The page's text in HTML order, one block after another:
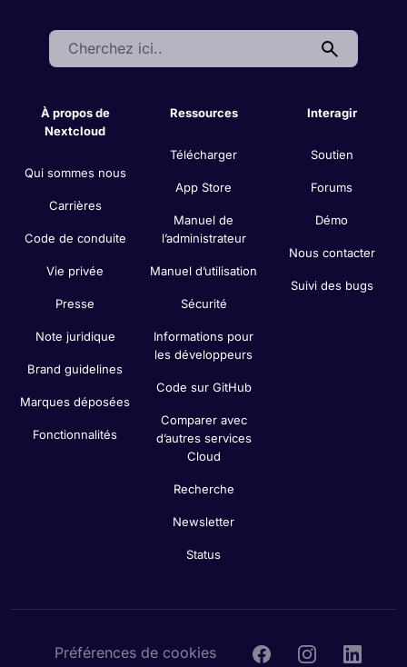
Search:
À propos de
Nextcloud
Qui sommes nous
Carrières
Code de conduite
Vie privée
Presse
Note juridique
Brand guidelines
Marques déposées
Fonctionnalités
Ressources
Télécharger
App Store
Manuel de
l’administrateur
Manuel d’utilisation
Sécurité
Informations pour
les développeurs
Code sur GitHub
Comparer avec
d’autres services
Cloud
Recherche
Newsletter
Status
Interagir
Soutien
Forums
Démo
Nous contacter
Suivi des bugs
Préférences de cookies